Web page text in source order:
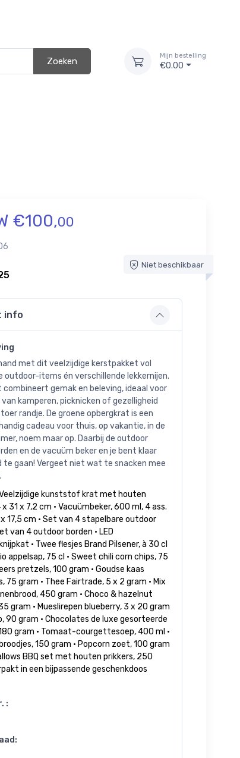
Zoeken
Mijn bestelling
€0.00
€100,00
Niet beschikbaar
info
met dit veelzijdige kerstpakket vol
outdoor-items én verschillende lekkernijen.
combineert gemak en beleving, ideaal voor
kamperen, picknicken of gezelligheid
randje. De groene opbergkrat is een
cadeau voor thuis, op vakantie, in de
noem maar op. Daarbij de outdoor
en de vacuüm beker en je bent klaar
te gaan! Vergeet niet wat te snacken mee
• Veelzijdige kunststof krat met houten
31 x 7,2 cm • Vacuümbeker, 600 ml, 4 ass.
x 17,5 cm • Set van 4 stapelbare outdoor
van 4 outdoor borden • LED
• Twee flesjes Brand Pilsener, à 30 cl
appelsap, 75 cl • Sweet chili corn chips, 75
pretzels, 100 gram • Goudse kaas
75 gram • Thee Fairtrade, 5 x 2 gram • Mix
450 gram • Choco & hazelnut
gram • Mueslirepen blueberry, 3 x 20 gram
90 gram • Chocolates de luxe gesorteerde
gram • Tomaat-courgettesoep, 400 ml •
150 gram • Popcorn zoet, 100 gram
BBQ set met houten prikkers, 250
in een bijpassende geschenkdoos
: